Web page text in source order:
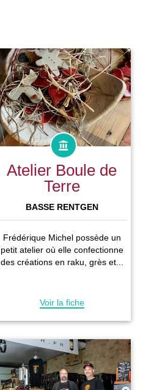
Atelier Boule de
Terre
BASSE RENTGEN
Frédérique Michel possède un
petit atelier où elle confectionne
des créations en raku, grès et...
Voir la fiche